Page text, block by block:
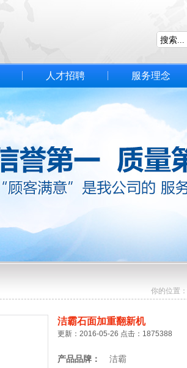
人才招聘 服务理念
你的位置：
洁霸石面加重翻新机
更新：2016-05-26 点击：1875388
产品品牌： 洁霸